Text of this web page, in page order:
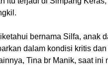
bernama Silfa, anak
dalam kondisi kritis
Tina br Manik, saat